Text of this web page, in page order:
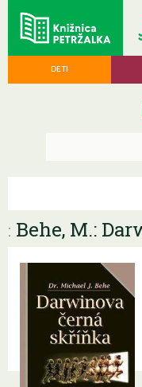
DETI
: Behe, M.: